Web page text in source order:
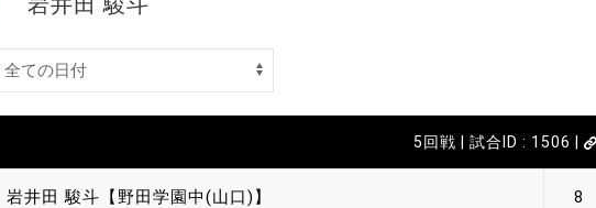
5回戦 | 試合ID : 1506 |
岩井田 駿斗【野田学園中(山口)】 8